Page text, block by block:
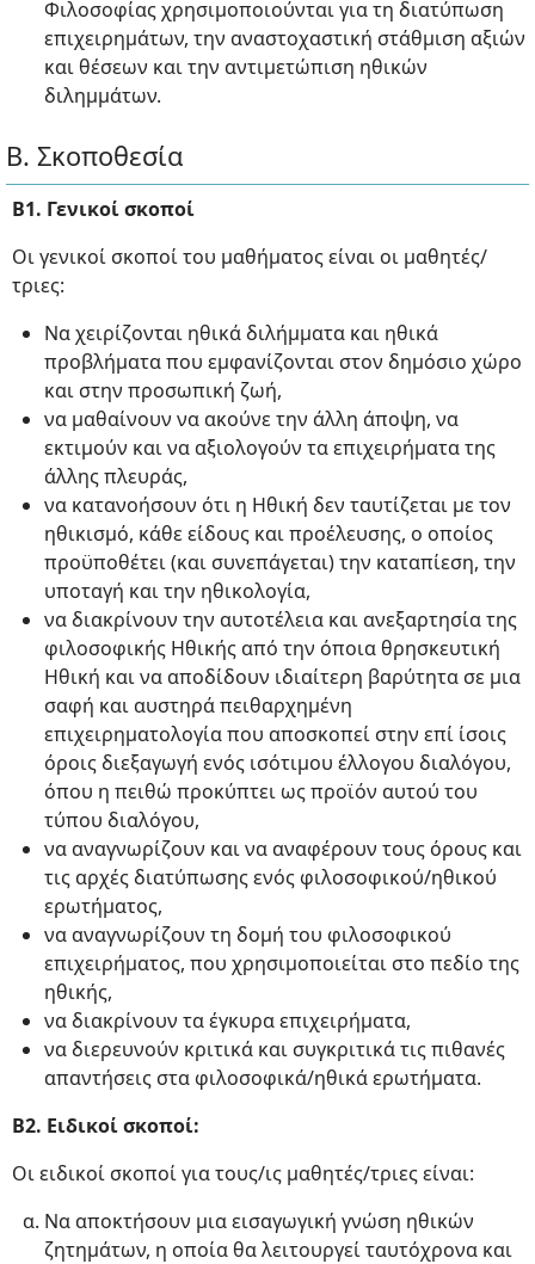
Φιλοσοφίας χρησιμοποιούνται για τη διατύπωση
επιχειρημάτων, την αναστοχαστική στάθμιση αξιών
και θέσεων και την αντιμετώπιση ηθικών
διλημμάτων.
Β. Σκοποθεσία
Β1. Γενικοί σκοποί
Οι γενικοί σκοποί του μαθήματος είναι οι μαθητές/
τριες:
Να χειρίζονται ηθικά διλήμματα και ηθικά
προβλήματα που εμφανίζονται στον δημόσιο χώρο
και στην προσωπική ζωή,
να μαθαίνουν να ακούνε την άλλη άποψη, να
εκτιμούν και να αξιολογούν τα επιχειρήματα της
άλλης πλευράς,
να κατανοήσουν ότι η Ηθική δεν ταυτίζεται με τον
ηθικισμό, κάθε είδους και προέλευσης, ο οποίος
προϋποθέτει (και συνεπάγεται) την καταπίεση, την
υποταγή και την ηθικολογία,
να διακρίνουν την αυτοτέλεια και ανεξαρτησία της
φιλοσοφικής Ηθικής από την όποια θρησκευτική
Ηθική και να αποδίδουν ιδιαίτερη βαρύτητα σε μια
σαφή και αυστηρά πειθαρχημένη
επιχειρηματολογία που αποσκοπεί στην επί ίσοις
όροις διεξαγωγή ενός ισότιμου έλλογου διαλόγου,
όπου η πειθώ προκύπτει ως προϊόν αυτού του
τύπου διαλόγου,
να αναγνωρίζουν και να αναφέρουν τους όρους και
τις αρχές διατύπωσης ενός φιλοσοφικού/ηθικού
ερωτήματος,
να αναγνωρίζουν τη δομή του φιλοσοφικού
επιχειρήματος, που χρησιμοποιείται στο πεδίο της
ηθικής,
να διακρίνουν τα έγκυρα επιχειρήματα,
να διερευνούν κριτικά και συγκριτικά τις πιθανές
απαντήσεις στα φιλοσοφικά/ηθικά ερωτήματα.
Β2. Ειδικοί σκοποί:
Οι ειδικοί σκοποί για τους/ις μαθητές/τριες είναι:
Να αποκτήσουν μια εισαγωγική γνώση ηθικών
ζητημάτων, η οποία θα λειτουργεί ταυτόχρονα και